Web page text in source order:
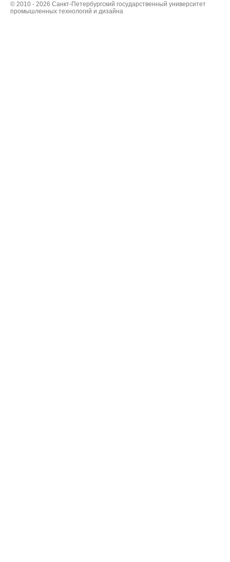
© 2010 - 2026 Санкт-Петербургский государственный университет
промышленных технологий и дизайна